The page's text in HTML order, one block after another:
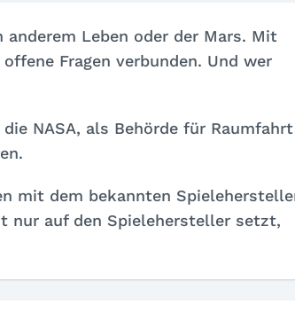
anderem Leben oder der Mars. Mit
Fragen verbunden. Und wer
NASA, als Behörde für Raumfahrt
mit dem bekannten
nur auf den Spielehersteller setzt,